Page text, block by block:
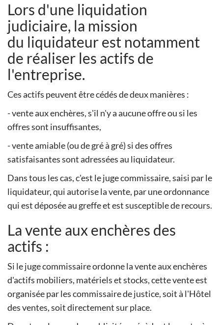
Lors d'une liquidation
judiciaire, la mission
du liquidateur est notamment
de réaliser les actifs de
l'entreprise.
Ces actifs peuvent être cédés de deux manières :
- vente aux enchères, s'il n'y a aucune offre ou si les
offres sont insuffisantes,
- vente amiable (ou de gré à gré) si des offres
satisfaisantes sont adressées au liquidateur.
Dans tous les cas, c'est le juge commissaire, saisi par le
liquidateur, qui autorise la vente, par une ordonnance
qui est déposée au greffe et est susceptible de recours.
La vente aux enchères des
actifs :
Si le juge commissaire ordonne la vente aux enchères
d'actifs mobiliers, matériels et stocks, cette vente est
organisée par les commissaire de justice, soit à l'Hôtel
des ventes, soit directement sur place.